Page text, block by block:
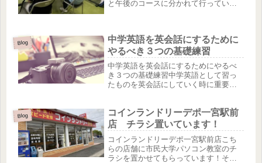
と午後のコースに分かれて行っていま
プレッスンを行っています...
Blog
中学英語を英会話にするために
やるべき３つの基礎練習
中学英語を英会話にするためにやるべ
き３つの基礎練習中学英語として習っ
たものを英会話にしていく時に重要と
グ・音読中学英語の単語と文法が分か
るようになってもいきなり英会話がで
きるわ...
Blog
コインランドリーデポ一宮駅前
店 チラシ置いています！
コインランドリーデポ一宮駅前店こち
らの店舗に市民大学パソコン教室のチ
ラシを置かせてもらっています！そし